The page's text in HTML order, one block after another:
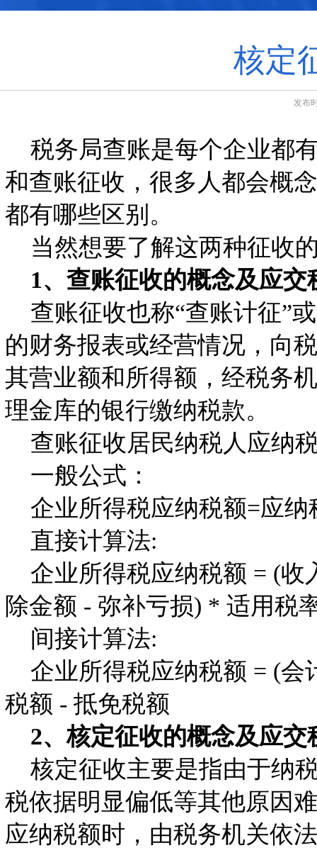
核定
发布
税务局查账是每个企业都
和查账征收，很多人都会概
都有哪些区别。
当然想要了解这两种征收
1、查账征收的概念及应交
查账征收也称“查账计征”
的财务报表或经营情况，向
其营业额和所得额，经税务
理金库的银行缴纳税款。
查账征收居民纳税人应纳
一般公式：
企业所得税应纳税额=应纳
直接计算法:
企业所得税应纳税额 = (收
除金额 - 弥补亏损) * 适用税
间接计算法:
企业所得税应纳税额 = (会
税额 - 抵免税额
2、核定征收的概念及应交
核定征收主要是指由于纳
税依据明显偏低等其他原因
应纳税额时，由税务机关依